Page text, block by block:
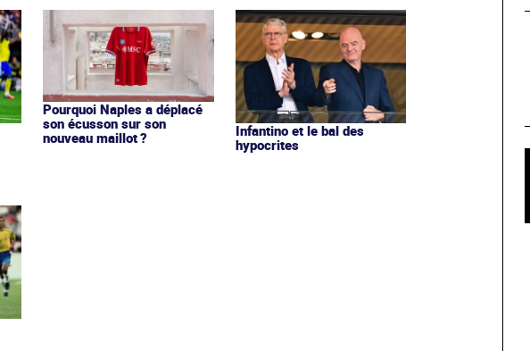
Pourquoi Naples a déplacé
son écusson sur son
nouveau maillot ?
Infantino et le bal des
hypocrites